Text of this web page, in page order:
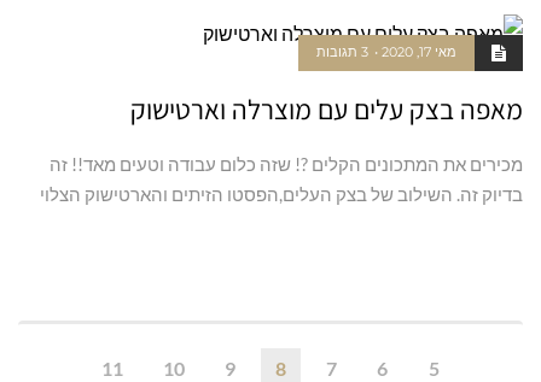
מאי 17, 2020 3 תגובות
מאפה בצק עלים עם מוצרלה וארטישוק
מכירים את המתכונים הקלים ?! שזה כלום עבודה וטעים מאד!! זה
בדיוק זה. השילוב של בצק העלים,הפסטו הזיתים והארטישוק הצלוי
5
6
7
8
9
10
11